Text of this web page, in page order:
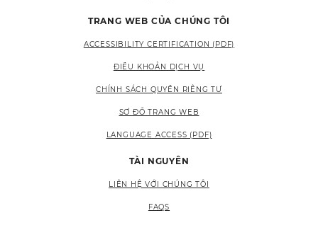
TRANG WEB CỦA CHÚNG TÔI
ACCESSIBILITY CERTIFICATION (PDF)
ĐIỀU KHOẢN DỊCH VỤ
CHÍNH SÁCH QUYỀN RIÊNG TƯ
SƠ ĐỒ TRANG WEB
LANGUAGE ACCESS (PDF)
TÀI NGUYÊN
LIÊN HỆ VỚI CHÚNG TÔI
FAQS